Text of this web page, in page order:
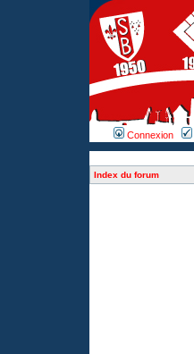
Connexion
Index du forum